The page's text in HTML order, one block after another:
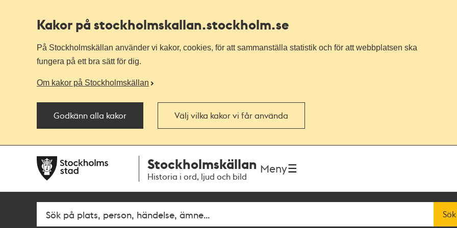
Kakor på stockholmskallan.stockholm.se
På Stockholmskällan använder vi kakor, cookies, för att sammanställa statistik och för att webbplatsen ska
fungera på ett bra sätt för dig.
Om kakor på Stockholmskällan
Godkänn alla kakor Välj vilka kakor vi får använda
navigationen
huvudinnehållet
Stockholmskällan
Historia i ord, ljud och bild
Meny
Fritextsök Sök